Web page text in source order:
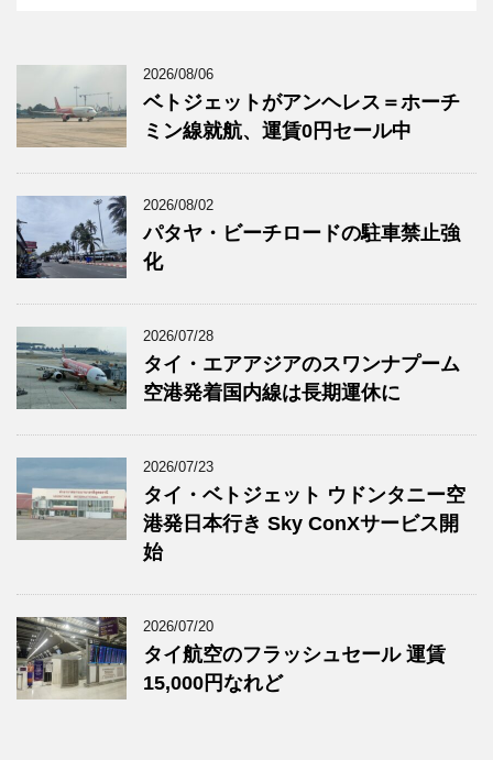
2026/08/06
ベトジェットがアンヘレス＝ホーチ
ミン線就航、運賃0円セール中
2026/08/02
パタヤ・ビーチロードの駐車禁止強
化
2026/07/28
タイ・エアアジアのスワンナプーム
空港発着国内線は長期運休に
2026/07/23
タイ・ベトジェット ウドンタニー空
港発日本行き Sky ConXサービス開
始
2026/07/20
タイ航空のフラッシュセール 運賃
15,000円なれど